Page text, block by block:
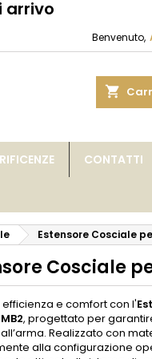
arrivo
Benvenuto,
shopping_cart
CONTATTI
Estensore Cosciale
Cosciale
e comfort con l'
, progettato per
Realizzato con
alla configurazione